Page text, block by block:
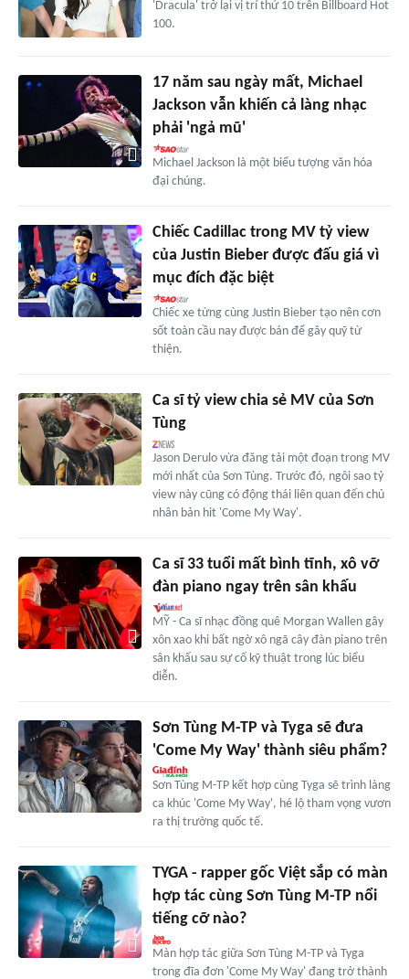
'Dracula' trở lại vị trí thứ 10 trên Billboard Hot
100.
17 năm sau ngày mất, Michael
Jackson vẫn khiến cả làng nhạc
phải 'ngả mũ'
Michael Jackson là một biểu tượng văn hóa
đại chúng.
Chiếc Cadillac trong MV tỷ view
của Justin Bieber được đấu giá vì
mục đích đặc biệt
Chiếc xe từng cùng Justin Bieber tạo nên cơn
sốt toàn cầu nay được bán để gây quỹ từ
thiện.
Ca sĩ tỷ view chia sẻ MV của Sơn
Tùng
Jason Derulo vừa đăng tải một đoạn trong MV
mới nhất của Sơn Tùng. Trước đó, ngôi sao tỷ
view này cũng có động thái liên quan đến chủ
nhân bản hit 'Come My Way'.
Ca sĩ 33 tuổi mất bình tĩnh, xô vỡ
đàn piano ngay trên sân khấu
MỸ - Ca sĩ nhạc đồng quê Morgan Wallen gây
xôn xao khi bất ngờ xô ngã cây đàn piano trên
sân khấu sau sự cố kỹ thuật trong lúc biểu
diễn.
Sơn Tùng M-TP và Tyga sẽ đưa
'Come My Way' thành siêu phẩm?
Sơn Tùng M-TP kết hợp cùng Tyga sẽ trình làng
ca khúc 'Come My Way', hé lộ tham vọng vươn
ra thị trường quốc tế.
TYGA - rapper gốc Việt sắp có màn
hợp tác cùng Sơn Tùng M-TP nổi
tiếng cỡ nào?
Màn hợp tác giữa Sơn Tùng M-TP và Tyga
trong đĩa đơn 'Come My Way' đang trở thành